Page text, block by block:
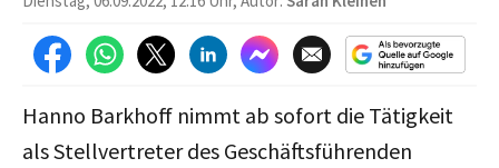
Hanno Barkhoff nimmt ab sofort die Tätigkeit
als Stellvertreter des Geschäftsführenden